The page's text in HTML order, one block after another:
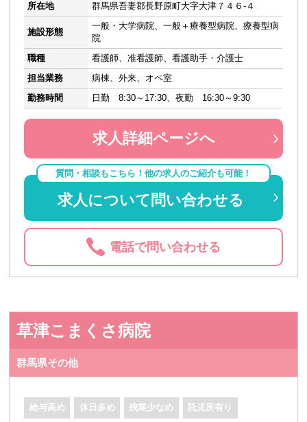
所在地
群馬県吾妻郡長野原町大字大津７４６-４
施設形態
一般・大学病院、一般＋療養型病院、療養型病
院
職種
看護師、准看護師、看護助手・介護士
担当業務
病棟、外来、オペ室
勤務時間
日勤 8:30～17:30、夜勤 16:30～9:30
求人詳細ページへ
質問・相談もこちら！他の求人のご紹介も可能！
求人について問い合わせる
電話で問い合わせる
草津こまくさ病院
群馬県その他
給与高め 休日多め 残業少なめ 託児所有り